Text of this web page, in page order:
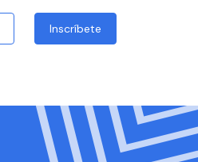
Inscríbete